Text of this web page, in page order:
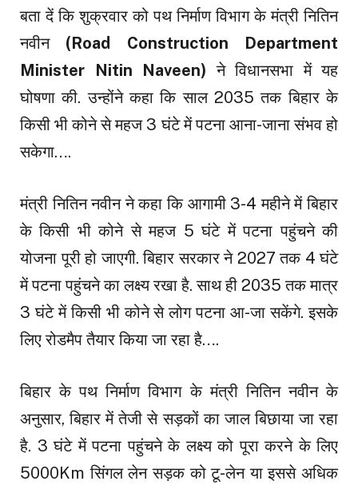
बता दें कि शुक्रवार को पथ निर्माण विभाग के मंत्री नितिन
नवीन(Road Construction Department
Minister Nitin Naveen) ने विधानसभा में यह
घोषणा की. उन्होंने कहा कि साल 2035 तक बिहार के
किसी भी कोने से महज 3 घंटे में पटना आना-जाना संभव हो
सकेगा….
मंत्री नितिन नवीन ने कहा कि आगामी 3-4 महीने में बिहार
के किसी भी कोने से महज 5 घंटे में पटना पहुंचने की
योजना पूरी हो जाएगी. बिहार सरकार ने 2027 तक 4 घंटे
में पटना पहुंचने का लक्ष्य रखा है. साथ ही 2035 तक मात्र
3 घंटे में किसी भी कोने से लोग पटना आ-जा सकेंगे. इसके
लिए रोडमैप तैयार किया जा रहा है….
बिहार के पथ निर्माण विभाग के मंत्री नितिन नवीन के
अनुसार, बिहार में तेजी से सड़कों का जाल बिछाया जा रहा
है. 3 घंटे में पटना पहुंचने के लक्ष्य को पूरा करने के लिए
5000Km सिंगल लेन सड़क को टू-लेन या इससे अधिक